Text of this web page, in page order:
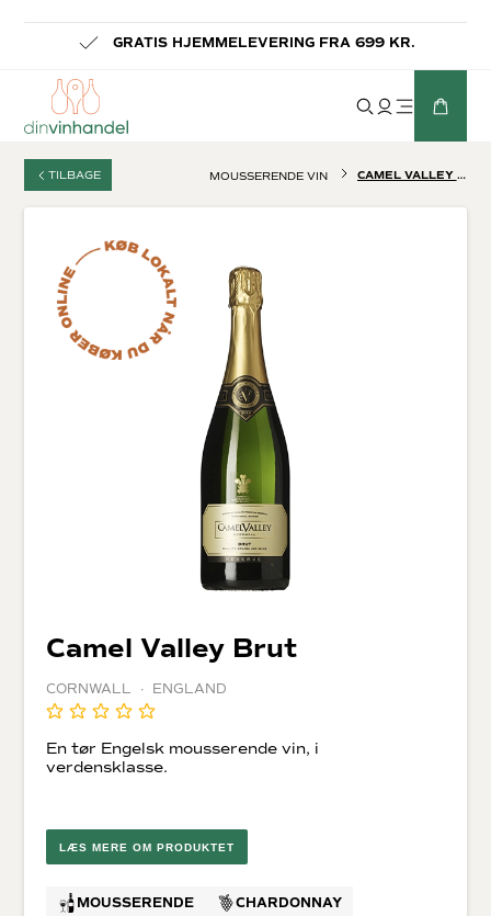
GRATIS HJEMMELEVERING FRA 699 KR.
TILBAGE MOUSSERENDE VIN CAMEL VALLEY BRUT
Camel Valley Brut
CORNWALL · ENGLAND
En tør Engelsk mousserende vin, i
verdensklasse.
LÆS MERE OM PRODUKTET
MOUSSERENDE
CHARDONNAY